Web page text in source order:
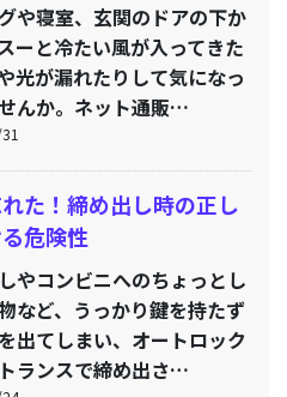
や寝室、玄関のドアの下か
ーと冷たい風が入ってきた
光が漏れたりして気になっ
んか。ネット通販…
た！締め出し時の正し
危険性
やコンビニへのちょっとし
など、うっかり鍵を持たず
出てしまい、オートロック
ランスで締め出さ…